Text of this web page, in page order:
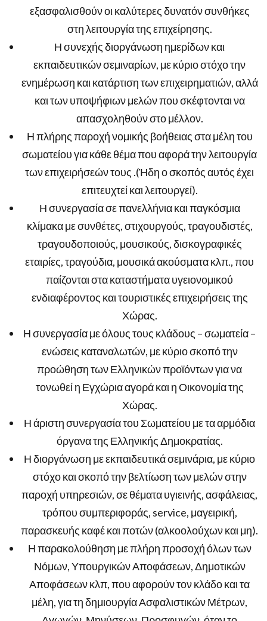
εξασφαλισθούν οι καλύτερες δυνατόν συνθήκες
στη λειτουργία της επιχείρησης.
Η συνεχής διοργάνωση ημερίδων και
εκπαιδευτικών σεμιναρίων, με κύριο στόχο την
ενημέρωση και κατάρτιση των επιχειρηματιών, αλλά
και των υποψήφιων μελών που σκέφτονται να
απασχοληθούν στο μέλλον.
Η πλήρης παροχή νομικής βοήθειας στα μέλη του
σωματείου για κάθε θέμα που αφορά την λειτουργία
των επιχειρήσεών τους .(Ήδη ο σκοπός αυτός έχει
επιτευχτεί και λειτουργεί).
Η συνεργασία σε πανελλήνια και παγκόσμια
κλίμακα με συνθέτες, στιχουργούς, τραγουδιστές,
τραγουδοποιούς, μουσικούς, δισκογραφικές
εταιρίες, τραγούδια, μουσικά ακούσματα κλπ., που
παίζονται στα καταστήματα υγειονομικού
ενδιαφέροντος και τουριστικές επιχειρήσεις της
Χώρας.
Η συνεργασία με όλους τους κλάδους – σωματεία –
ενώσεις καταναλωτών, με κύριο σκοπό την
προώθηση των Ελληνικών προϊόντων για να
τονωθεί η Εγχώρια αγορά και η Οικονομία της
Χώρας.
Η άριστη συνεργασία του Σωματείου με τα αρμόδια
όργανα της Ελληνικής Δημοκρατίας.
Η διοργάνωση με εκπαιδευτικά σεμινάρια, με κύριο
στόχο και σκοπό την βελτίωση των μελών στην
παροχή υπηρεσιών, σε θέματα υγιεινής, ασφάλειας,
τρόπου συμπεριφοράς, service, μαγειρική,
παρασκευής καφέ και ποτών (αλκοολούχων και μη).
Η παρακολούθηση με πλήρη προσοχή όλων των
Νόμων, Υπουργικών Αποφάσεων, Δημοτικών
Αποφάσεων κλπ, που αφορούν τον κλάδο και τα
μέλη, για τη δημιουργία Ασφαλιστικών Μέτρων,